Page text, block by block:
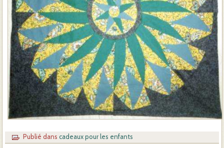
Publié dans cadeaux pour les enfants